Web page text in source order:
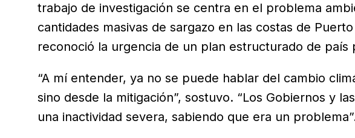
trabajo de investigación se centra en el problema
cantidades masivas de sargazo en las costas de
reconoció la urgencia de un plan estructurado de país
“A mí entender, ya no se puede hablar del cambio
sino desde la mitigación”, sostuvo. “Los Gobiernos y
una inactividad severa, sabiendo que era un